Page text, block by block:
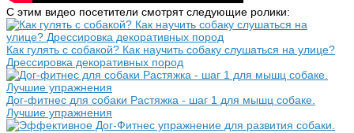
С этим видео посетители смотрят следующие ролики:
Как гулять с собакой? Как научить собаку слушаться на улице?
Дрессировка декоративных пород
Дог-фитнес для собаки Растяжка - шаг 1 для мышц собаке.
Лучшие упражнения